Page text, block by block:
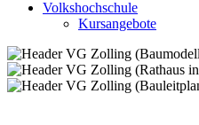
Volkshochschule
Kursangebote